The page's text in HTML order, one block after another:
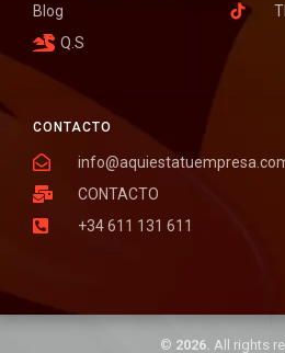
CONTACTO
CONTACTO
+34 611 131 611
Blog
Q.S
© 2026. All rights